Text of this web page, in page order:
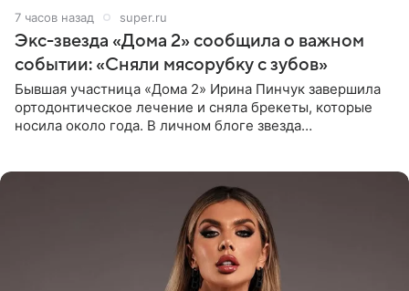
7 часов назад super.ru
Экс-звезда «Дома 2» сообщила о важном
событии: «Сняли мясорубку с зубов»
Бывшая участница «Дома 2» Ирина Пинчук завершила
ортодонтическое лечение и сняла брекеты, которые
носила около года. В личном блоге звезда